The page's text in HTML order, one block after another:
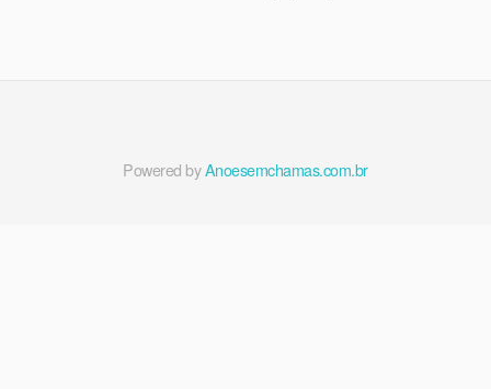
Powered byAnoesemchamas.com.br